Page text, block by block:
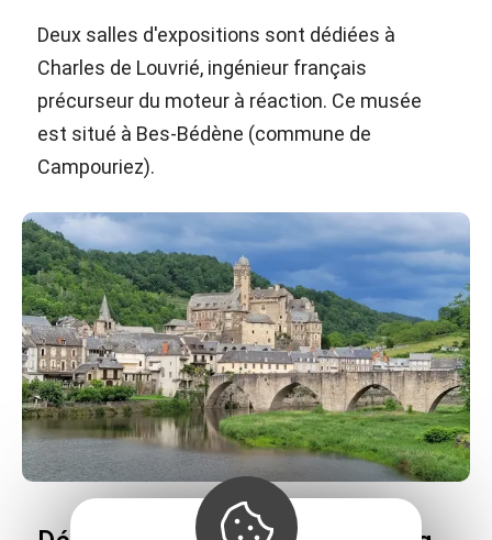
Deux salles d'expositions sont dédiées à
Charles de Louvrié, ingénieur français
précurseur du moteur à réaction. Ce musée
est situé à Bes-Bédène (commune de
Campouriez).